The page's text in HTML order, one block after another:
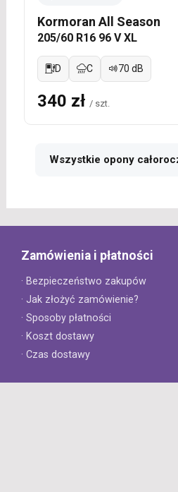
Kormoran All Season
205/60 R16 96 V XL
D C 70 dB
340 zł / szt.
Wszystkie opony
Zamówienia i płatności
· Bezpieczeństwo zakupów
· Jak złożyć zamówienie?
· Sposoby płatności
· Koszt dostawy
· Czas dostawy